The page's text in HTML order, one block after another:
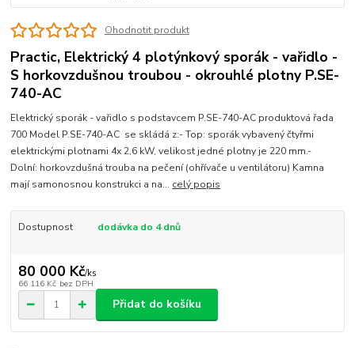
Ohodnotit produkt
Practic, Elektrický 4 plotýnkový sporák - vařidlo -
S horkovzdušnou troubou - okrouhlé plotny P.SE-
740-AC
Elektrický sporák - vařidlo s podstavcem P.SE-740-AC produktová řada
700 Model P.SE-740-AC se skládá z:- Top: sporák vybavený čtyřmi
elektrickými plotnami 4x 2,6 kW, velikost jedné plotny je 220 mm.-
Dolní: horkovzdušná trouba na pečení (ohřívače u ventilátoru) Kamna
mají samonosnou konstrukci a na... celý popis
Dostupnost dodávka do 4 dnů
80 000 Kč/ks
66 116 Kč bez DPH
Přidat do košíku